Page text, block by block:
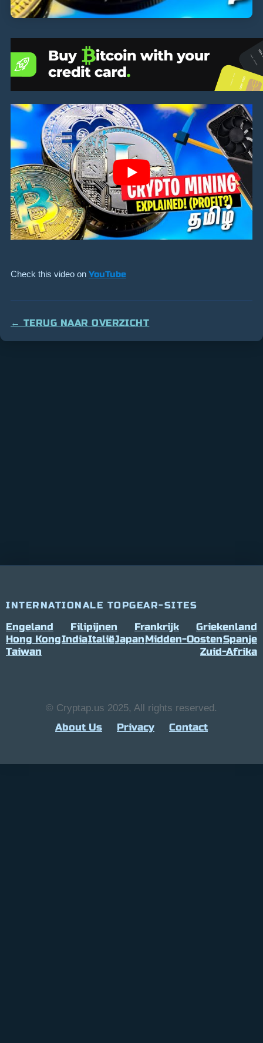
Check this video on YouTube
← TERUG NAAR OVERZICHT
INTERNATIONALE TOPGEAR-SITES
Engeland Filipijnen Frankrijk
Griekenland
Hong KongIndiaItaliëJapanMidden-OostenSpanje
Taiwan
Zuid-Afrika
© Cryptap.us 2025, All rights reserved.
About Us Privacy Contact